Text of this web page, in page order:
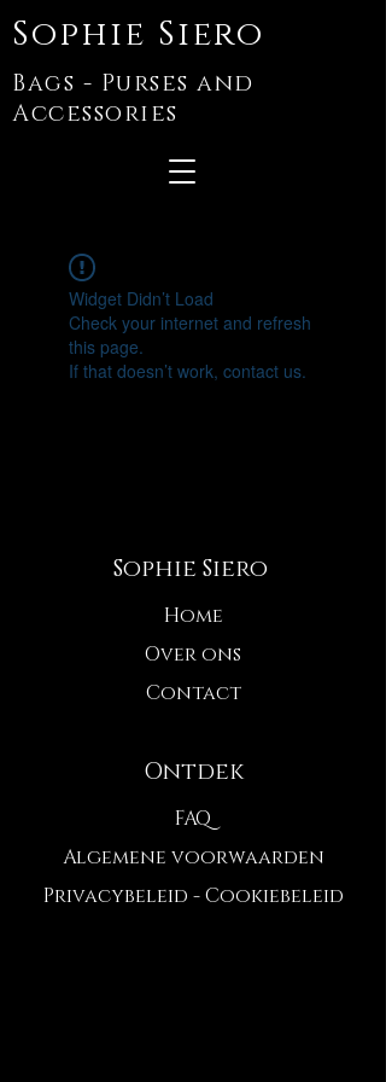
Sophie Siero
Bags - Purses and
Accessories
Widget Didn’t Load
Check your internet and refresh
this page.
If that doesn’t work, contact us.
Sophie Siero
Home
Over ons
Contact
Ontdek
FAQ
Algemene voorwaarden
Privacybeleid - Cookiebeleid